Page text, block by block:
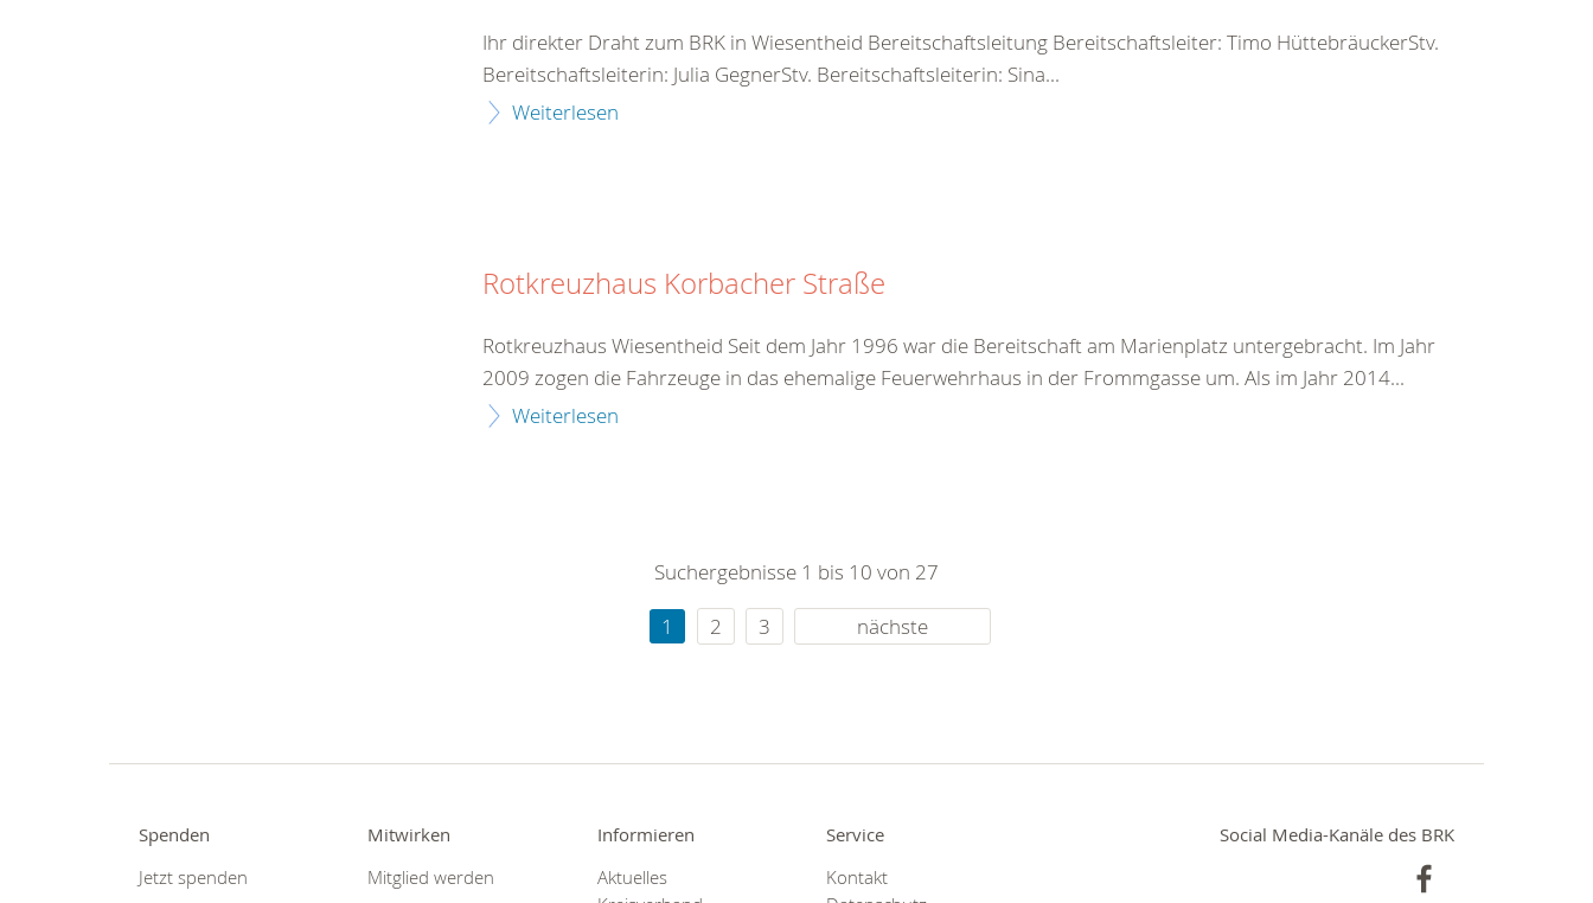
Ihr direkter Draht zum BRK in Wiesentheid Bereitschaftsleitung Bereitschaftsleiter: Timo HüttebräuckerStv.
Bereitschaftsleiterin: Julia GegnerStv. Bereitschaftsleiterin: Sina...
Weiterlesen
Rotkreuzhaus Korbacher Straße
Rotkreuzhaus Wiesentheid Seit dem Jahr 1996 war die Bereitschaft am Marienplatz untergebracht. Im Jahr
2009 zogen die Fahrzeuge in das ehemalige Feuerwehrhaus in der Frommgasse um. Als im Jahr 2014...
Weiterlesen
Suchergebnisse 1 bis 10 von 27
1
2 3 nächste
Spenden
Jetzt spenden
Mitwirken
Mitglied werden
Informieren
Aktuelles
Service
Kontakt
Social Media-Kanäle des BRK